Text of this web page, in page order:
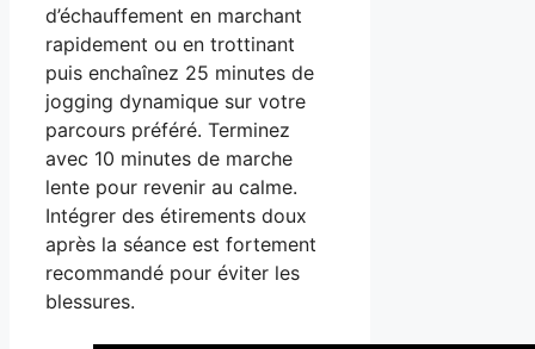
d’échauffement en marchant
rapidement ou en trottinant
puis enchaînez 25 minutes de
jogging dynamique sur votre
parcours préféré. Terminez
avec 10 minutes de marche
lente pour revenir au calme.
Intégrer des étirements doux
après la séance est fortement
recommandé pour éviter les
blessures.